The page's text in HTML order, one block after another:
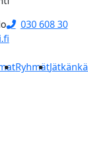
030 608 30
Ryhmät